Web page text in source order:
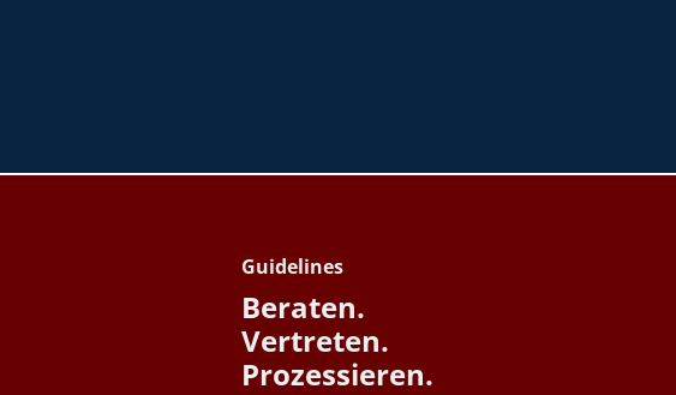
Guidelines
Beraten.
Vertreten.
Prozessieren.